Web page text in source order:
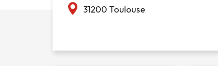
31200 Toulouse